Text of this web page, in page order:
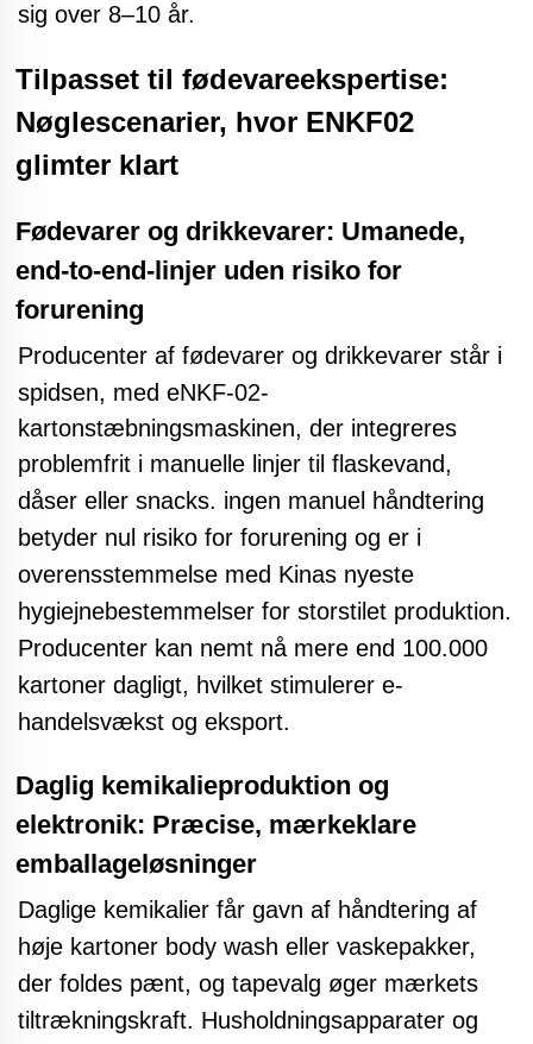
sig over 8–10 år.
Tilpasset til fødevareekspertise:
Nøglescenarier, hvor ENKF02
glimter klart
Fødevarer og drikkevarer: Umanede,
end-to-end-linjer uden risiko for
forurening
Producenter af fødevarer og drikkevarer står i
spidsen, med eNKF-02-
kartonstæbningsmaskinen, der integreres
problemfrit i manuelle linjer til flaskevand,
dåser eller snacks. ingen manuel håndtering
betyder nul risiko for forurening og er i
overensstemmelse med Kinas nyeste
hygiejnebestemmelser for storstilet produktion.
Producenter kan nemt nå mere end 100.000
kartoner dagligt, hvilket stimulerer e-
handelsvækst og eksport.
Daglig kemikalieproduktion og
elektronik: Præcise, mærkeklare
emballageløsninger
Daglige kemikalier får gavn af håndtering af
høje kartoner body wash eller vaskepakker,
der foldes pænt, og tapevalg øger mærkets
tiltrækningskraft. Husholdningsapparater og